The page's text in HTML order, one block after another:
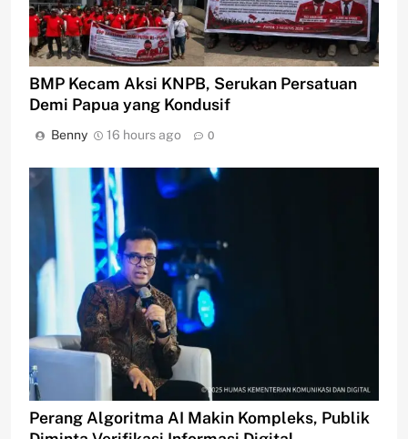
BMP Kecam Aksi KNPB, Serukan Persatuan
Demi Papua yang Kondusif
Benny 16 hours ago 0
Perang Algoritma AI Makin Kompleks, Publik